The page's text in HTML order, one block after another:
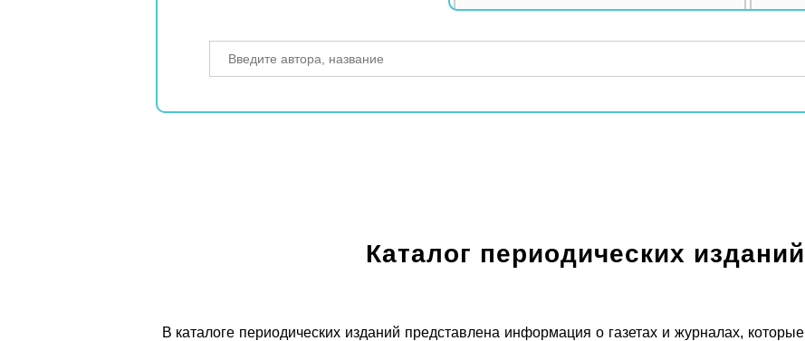
Каталог периодических изданий
В каталоге периодических изданий представлена информация о газетах и журналах, которые